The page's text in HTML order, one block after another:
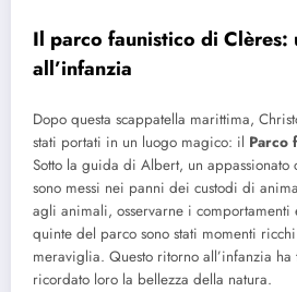
Il parco faunistico di Clères:
all’infanzia
Dopo questa scappatella marittima,
stati portati in un luogo magico: il Parco
Sotto la guida di Albert, un appassionato
sono messi nei panni dei custodi di
agli animali, osservarne i
quinte del parco sono stati momenti
meraviglia. Questo ritorno all’infanzia
ricordato loro la bellezza della natura.